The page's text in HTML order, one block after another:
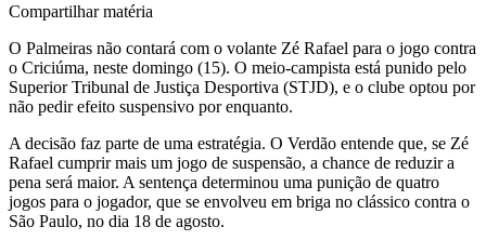
Compartilhar matéria
O Palmeiras não contará com o volante Zé Rafael para o jogo contra
o Criciúma, neste domingo (15). O meio-campista está punido pelo
Superior Tribunal de Justiça Desportiva (STJD), e o clube optou por
não pedir efeito suspensivo por enquanto.
A decisão faz parte de uma estratégia. O Verdão entende que, se Zé
Rafael cumprir mais um jogo de suspensão, a chance de reduzir a
pena será maior. A sentença determinou uma punição de quatro
jogos para o jogador, que se envolveu em briga no clássico contra o
São Paulo, no dia 18 de agosto.